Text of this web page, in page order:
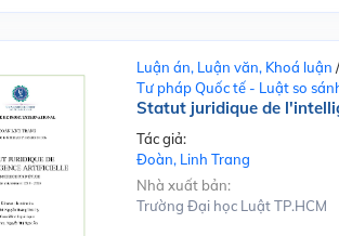
Luận án, Luận văn, Khoá luận /
Tư pháp Quốc tế - Luật so
Statut juridique de
Tác giả:
Đoàn, Linh Trang
Nhà xuất bản:
Trường Đại học Luật TP.HCM